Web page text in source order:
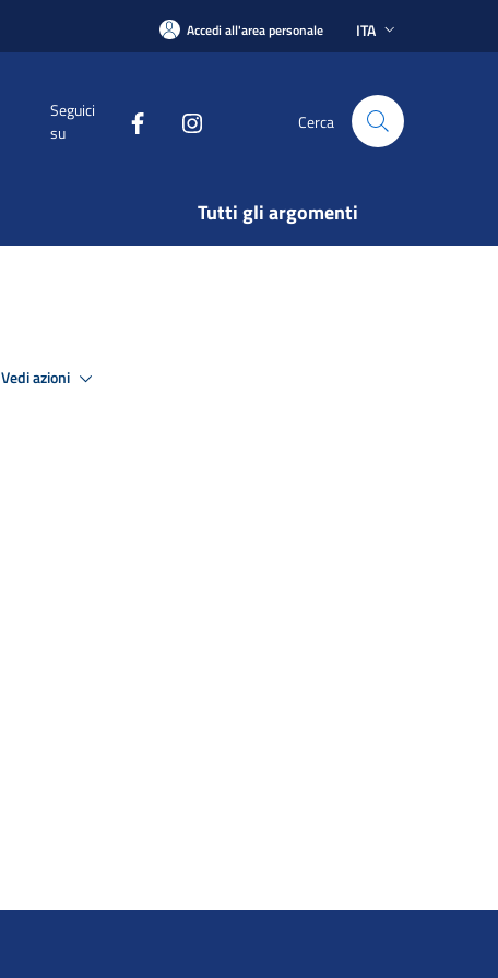
Accedi all'area personale ITA
Seguici
su
Cerca
Tutti gli argomenti
Vedi azioni